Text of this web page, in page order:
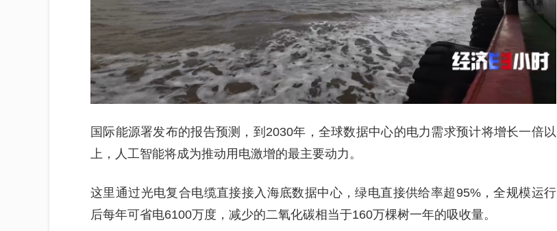
国际能源署发布的报告预测，到2030年，全球数据中心的电力需求预计将增长一倍以
上，人工智能将成为推动用电激增的最主要动力。
这里通过光电复合电缆直接接入海底数据中心，绿电直接供给率超95%，全规模运行
后每年可省电6100万度，减少的二氧化碳相当于160万棵树一年的吸收量。